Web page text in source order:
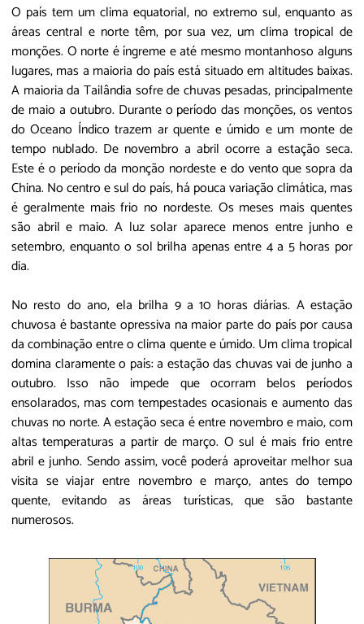
O país tem um clima equatorial, no extremo sul, enquanto as
áreas central e norte têm, por sua vez, um clima tropical de
monções. O norte é íngreme e até mesmo montanhoso alguns
lugares, mas a maioria do país está situado em altitudes baixas.
A maioria da Tailândia sofre de chuvas pesadas, principalmente
de maio a outubro. Durante o período das monções, os ventos
do Oceano Índico trazem ar quente e úmido e um monte de
tempo nublado. De novembro a abril ocorre a estação seca.
Este é o período da monção nordeste e do vento que sopra da
China. No centro e sul do país, há pouca variação climática, mas
é geralmente mais frio no nordeste. Os meses mais quentes
são abril e maio. A luz solar aparece menos entre junho e
setembro, enquanto o sol brilha apenas entre 4 a 5 horas por
dia.
No resto do ano, ela brilha 9 a 10 horas diárias. A estação
chuvosa é bastante opressiva na maior parte do país por causa
da combinação entre o clima quente e úmido. Um clima tropical
domina claramente o país: a estação das chuvas vai de junho a
outubro. Isso não impede que ocorram belos períodos
ensolarados, mas com tempestades ocasionais e aumento das
chuvas no norte. A estação seca é entre novembro e maio, com
altas temperaturas a partir de março. O sul é mais frio entre
abril e junho. Sendo assim, você poderá aproveitar melhor sua
visita se viajar entre novembro e março, antes do tempo
quente, evitando as áreas turísticas, que são bastante
numerosos.